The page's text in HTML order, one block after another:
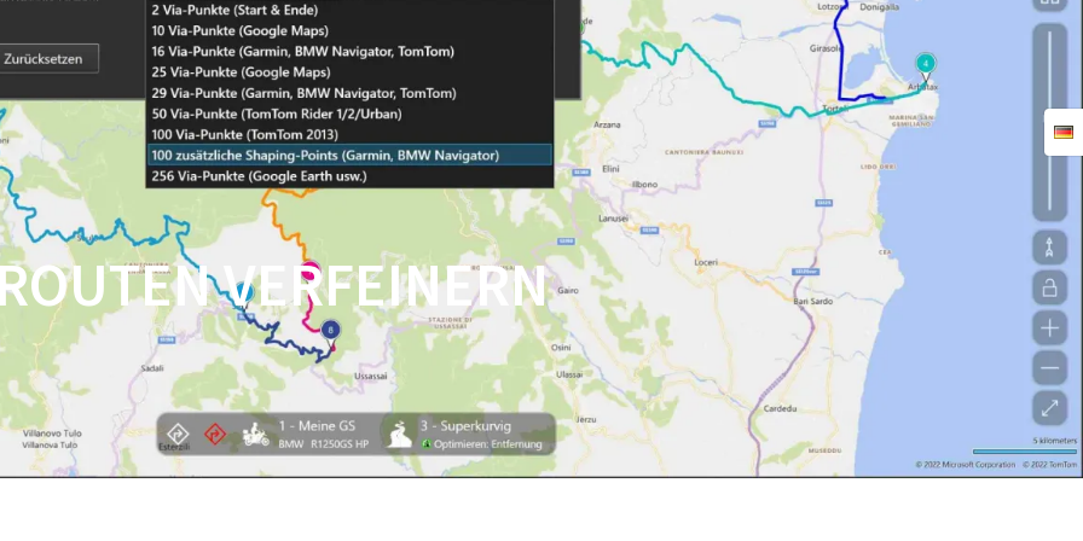
HOME SHOP FEATURES FORUM KONTAKT FAQS
VERFEINERN